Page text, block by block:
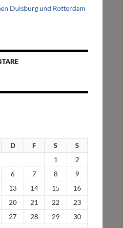
Duisburg und Rotterdam
D F S
S
1
2
6 7 8
9
13 14 15
16
20 21 22
23
27 28 29
30